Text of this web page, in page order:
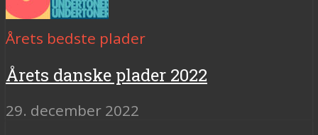
Årets bedste plader
Årets danske plader 2022
29. december 2022